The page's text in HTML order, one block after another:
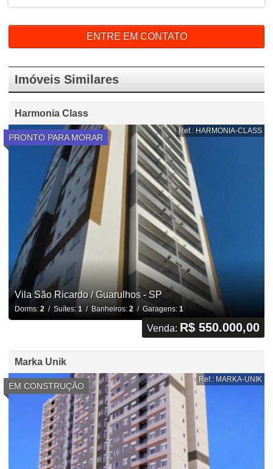
ENTRE EM CONTATO
Imóveis Similares
Harmonia Class
PRONTO PARA MORAR
Ref.: HARMONIA-CLASS
Vila São Ricardo / Guarulhos - SP
Dorms: 2/ Suítes: 1 / Banheiros: 2/ Garagens: 1
Venda: R$ 550.000,00
Marka Unik
EM CONSTRUÇÃO
Ref.: MARKA-UNIK